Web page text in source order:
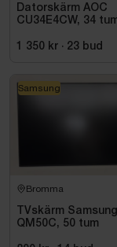
Datorskärm AOC
CU34E4CW, 34
1 350 kr · 23 bud
Bromma
TVskärm Samsung
QM50C, 50 tum
Samsung